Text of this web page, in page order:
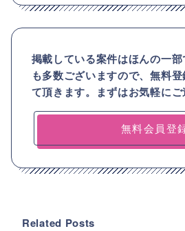
掲載している案件はほんの一
も多数ございますので、無料
て頂きます。まずはお気軽にご
無料会員登
Related Posts